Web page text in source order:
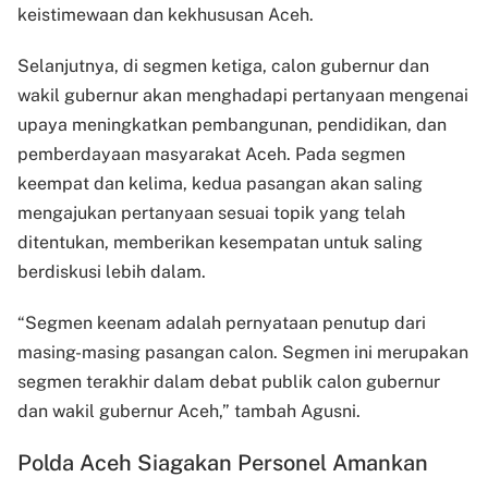
keistimewaan dan kekhususan Aceh.
Selanjutnya, di segmen ketiga, calon gubernur dan
wakil gubernur akan menghadapi pertanyaan mengenai
upaya meningkatkan pembangunan, pendidikan, dan
pemberdayaan masyarakat Aceh. Pada segmen
keempat dan kelima, kedua pasangan akan saling
mengajukan pertanyaan sesuai topik yang telah
ditentukan, memberikan kesempatan untuk saling
berdiskusi lebih dalam.
“Segmen keenam adalah pernyataan penutup dari
masing-masing pasangan calon. Segmen ini merupakan
segmen terakhir dalam debat publik calon gubernur
dan wakil gubernur Aceh,” tambah Agusni.
Polda Aceh Siagakan Personel Amankan